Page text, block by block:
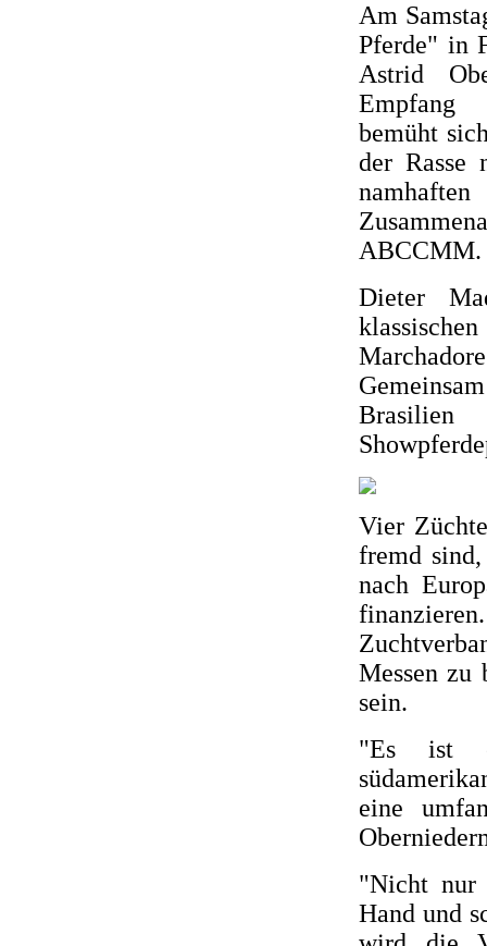
Am
Pferde" in
Astrid
Empfang
bemüht
der Rasse
ABCCMM.
Dieter
Vier
fremd
nach
Messen zu
sein.
"Es ist
eine
"Nicht nur
Hand und